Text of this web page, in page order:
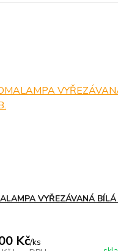
VYŘEZÁVANÁ BÍLÁ
Kč/ks